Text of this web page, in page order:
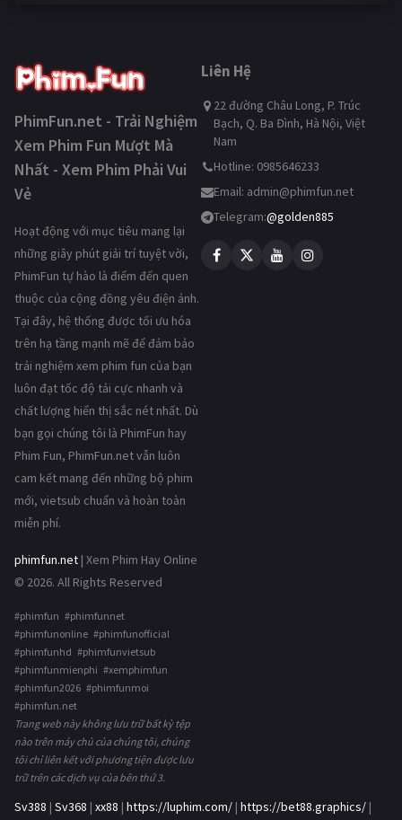
PhimFun.net - Trải Nghiệm
Xem Phim Fun Mượt Mà
Nhất - Xem Phim Phải Vui
Vẻ
Hoạt động với mục tiêu mang lại
những giây phút giải trí tuyệt vời,
PhimFun tự hào là điểm đến quen
thuộc của cộng đồng yêu điện ảnh.
Tại đây, hệ thống được tối ưu hóa
trên hạ tầng mạnh mẽ để đảm bảo
trải nghiệm xem phim fun của bạn
luôn đạt tốc độ tải cực nhanh và
chất lượng hiển thị sắc nét nhất. Dù
bạn gọi chúng tôi là PhimFun hay
Phim Fun, PhimFun.net vẫn luôn
cam kết mang đến những bộ phim
mới, vietsub chuẩn và hoàn toàn
miễn phí.
phimfun.net | Xem Phim Hay Online
© 2026. All Rights Reserved
#phimfun #phimfunnet
#phimfunonline #phimfunofficial
#phimfunhd #phimfunvietsub
#phimfunmienphi #xemphimfun
#phimfun2026 #phimfunmoi
#phimfun.net
Trang web này không lưu trữ bất kỳ tệp
nào trên máy chủ của chúng tôi, chúng
tôi chỉ liên kết với phương tiện được lưu
trữ trên các dịch vụ của bên thứ 3.
Liên Hệ
22 đường Châu Long, P. Trúc
Bạch, Q. Ba Đình, Hà Nội, Việt
Nam
Hotline: 0985646233
Email: admin@phimfun.net
Telegram:@golden885
Sv388 | Sv368 | xx88 | https://luphim.com/ | https://bet88.graphics/ |